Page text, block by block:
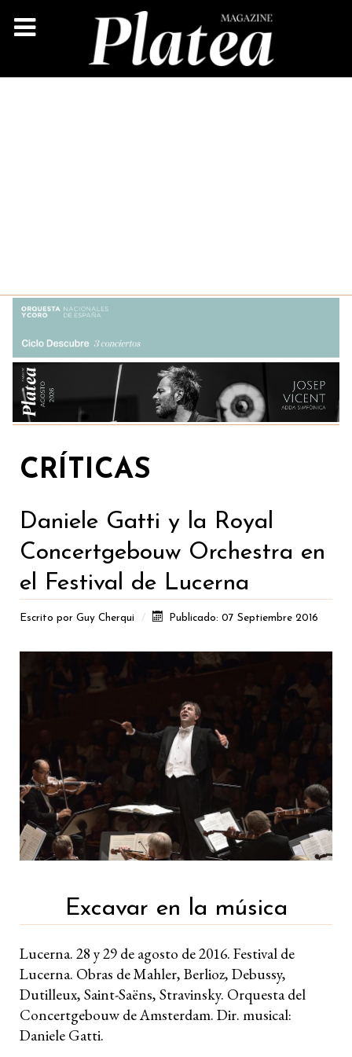
CRÍTICAS
Daniele Gatti y la Royal
Concertgebouw Orchestra en
el Festival de Lucerna
Escrito por Guy Cherqui Publicado: 07 Septiembre 2016
Excavar en la música
Lucerna. 28 y 29 de agosto de 2016. Festival de
Lucerna. Obras de Mahler, Berlioz, Debussy,
Dutilleux, Saint-Saëns, Stravinsky. Orquesta del
Concertgebouw de Amsterdam. Dir. musical:
Daniele Gatti.